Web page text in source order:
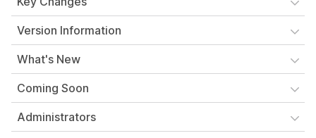
Version Information
What's New
Coming Soon
Administrators